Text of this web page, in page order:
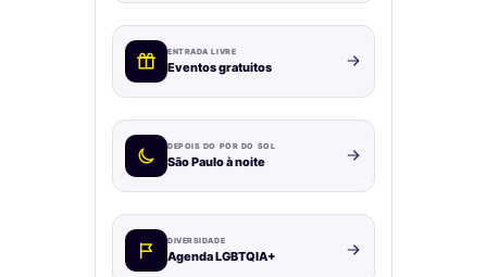
ENTRADA LIVRE
Eventos gratuitos
DEPOIS DO PÔR DO SOL
São Paulo à noite
DIVERSIDADE
Agenda LGBTQIA+